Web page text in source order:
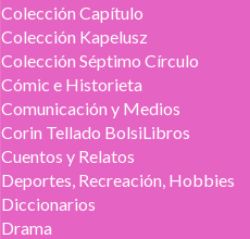
Colección Capítulo
Colección Kapelusz
Colección Séptimo Círculo
Cómic e Historieta
Comunicación y Medios
Corin Tellado BolsiLibros
Cuentos y Relatos
Deportes, Recreación, Hobbies
Diccionarios
Drama